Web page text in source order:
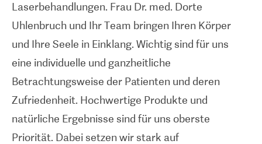
Laserbehandlungen. Frau Dr. med. Dorte
Uhlenbruch und Ihr Team bringen Ihren Körper
und Ihre Seele in Einklang. Wichtig sind für uns
eine individuelle und ganzheitliche
Betrachtungsweise der Patienten und deren
Zufriedenheit. Hochwertige Produkte und
natürliche Ergebnisse sind für uns oberste
Priorität. Dabei setzen wir stark auf